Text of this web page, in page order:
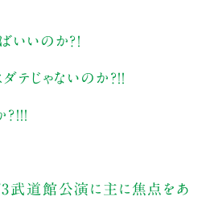
いいのか？！
テじゃないのか？！！
！！
武道館公演に主に焦点をあ